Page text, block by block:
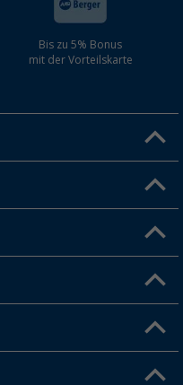
Bis zu 5% Bonus
mit der Vorteilskarte